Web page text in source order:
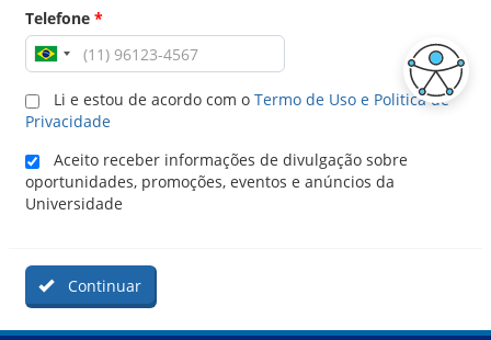
Telefone *
Li e estou de acordo com o Termo de Uso e Politica de
Privacidade
Aceito receber informações de divulgação sobre
oportunidades, promoções, eventos e anúncios da
Universidade
Continuar